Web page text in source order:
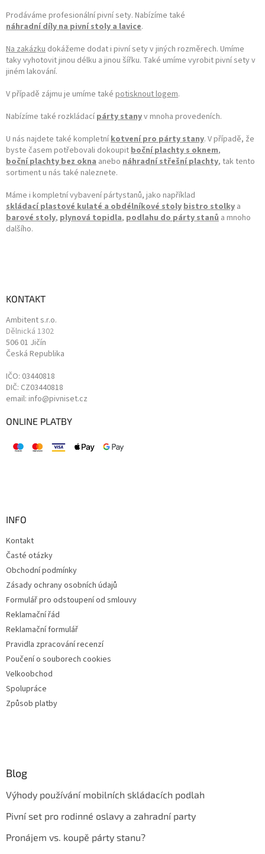
Prodáváme profesionální pivní sety. Nabízíme také
náhradní díly na pivní stoly a lavice.
Na zakázku dokážeme dodat i pivní sety v jiných rozměrech. Umíme
taky vyhotovit jinou délku a jinou šířku. Také umíme vyrobit pivní sety v
jiném lakování.
V případě zájmu je umíme také potisknout logem.
Nabízíme také rozkládací párty stanyv mnoha provedeních.
U nás najdete také kompletníkotvení pro párty stany. V případě, že
byste časem potřebovali dokoupitboční plachty s oknem,
boční plachty bez okna anebo náhradní střešní plachty, tak tento
sortiment u nás také naleznete.
Máme i kompletní vybavení pártystanů, jako například
skládací plastové kulaté a obdélníkové stolybistro stolky a
barové stoly, plynová topidla, podlahu do párty stanů a mnoho
dalšího.
KONTAKT
Ambitent s.r.o.
Dělnická 1302
506 01 Jičín
Česká Republika
IČO: 03440818
DIČ: CZ03440818
email: info@pivniset.cz
ONLINE PLATBY
INFO
Kontakt
Časté otázky
Obchodní podmínky
Zásady ochrany osobních údajů
Formulář pro odstoupení od smlouvy
Reklamační řád
Reklamační formulář
Pravidla zpracování recenzí
Poučení o souborech cookies
Velkoobchod
Spolupráce
Způsob platby
Blog
Výhody používání mobilních skládacích podlah
Pivní set pro rodinné oslavy a zahradní party
Pronájem vs. koupě párty stanu?